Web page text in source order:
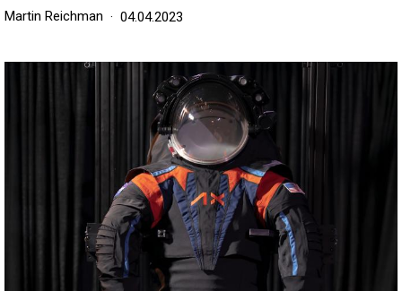
Martin Reichman 04.04.2023